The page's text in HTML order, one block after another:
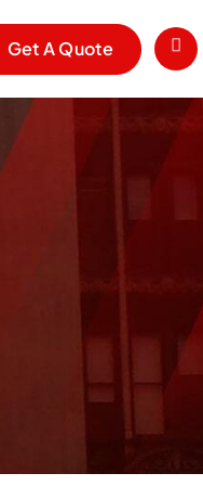
Get A Quote